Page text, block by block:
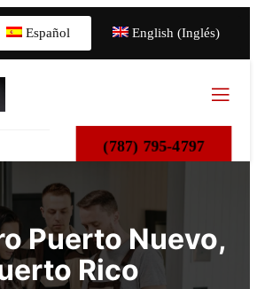
Español English (Inglés)
(787) 795-4797
Puerto Nuevo,
Rico